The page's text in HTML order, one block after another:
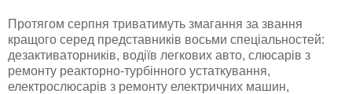
Протягом серпня триватимуть змагання за звання
кращого серед представників восьми спеціальностей:
дезактиваторників, водіїв легкових авто, слюсарів з
ремонту реакторно-турбінного устаткування,
електрослюсарів з ремонту електричних машин,